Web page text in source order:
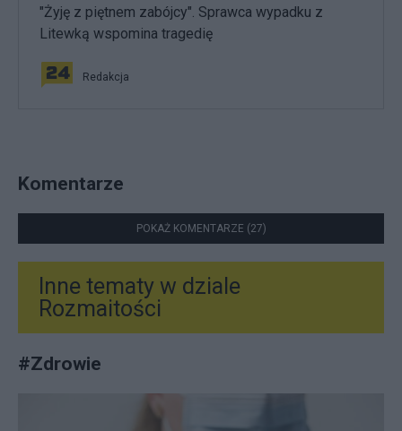
"Żyję z piętnem zabójcy". Sprawca wypadku z
Litewką wspomina tragedię
Redakcja
Komentarze
POKAŻ KOMENTARZE (27)
Inne tematy w dziale
Rozmaitości
#Zdrowie